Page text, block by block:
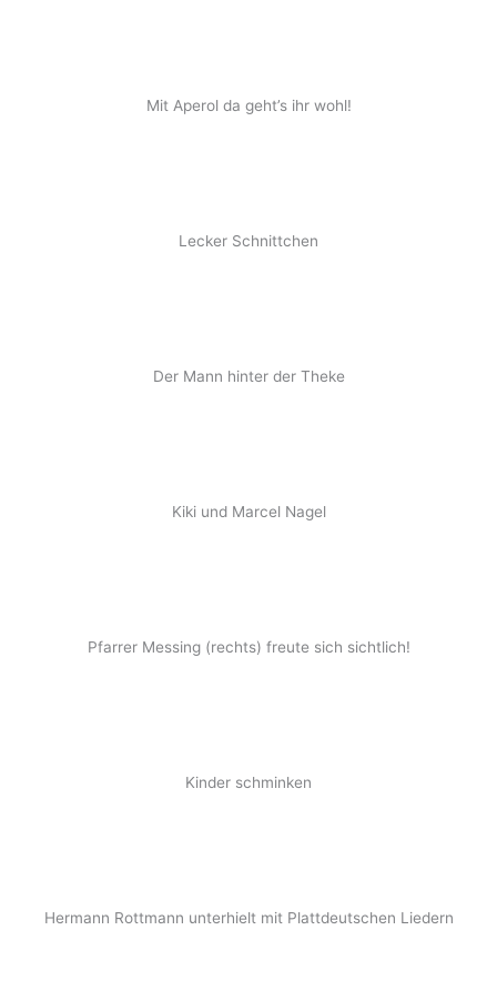
Mit Aperol da geht’s ihr wohl!
Lecker Schnittchen
Der Mann hinter der Theke
Kiki und Marcel Nagel
Pfarrer Messing (rechts) freute sich sichtlich!
Kinder schminken
Hermann Rottmann unterhielt mit Plattdeutschen Liedern